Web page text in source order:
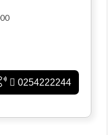
0254222244